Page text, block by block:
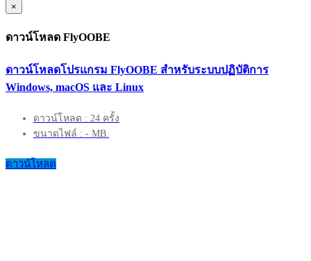
×
ดาวน์โหลด FlyOOBE
ดาวน์โหลดโปรแกรม FlyOOBE สำหรับระบบปฏิบัติการ
Windows, macOS และ Linux
ดาวน์โหลด : 24 ครั้ง
ขนาดไฟล์ : - MB.
ดาวน์โหลด